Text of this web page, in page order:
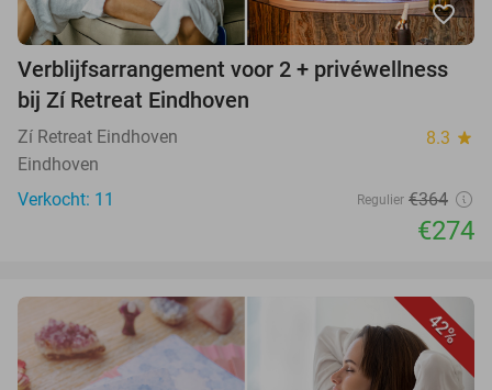
favorite_border
Verblijfsarrangement voor 2 + privéwellness
bij Zí Retreat Eindhoven
Zí Retreat Eindhoven 8.3 star
Eindhoven
Verkocht: 11
Regulier €364
€274
42%